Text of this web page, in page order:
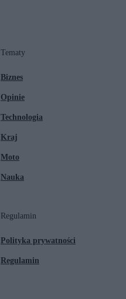
Tematy
Biznes
Opinie
Technologia
Kraj
Moto
Nauka
Regulamin
Polityka prywatności
Regulamin